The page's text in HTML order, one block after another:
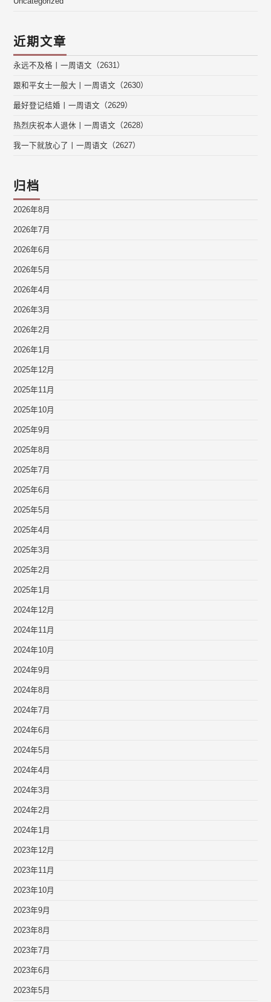
近期文章
永远不及格丨一周语文（2631）
跟和平女士一般大丨一周语文（2630）
最好登记结婚丨一周语文（2629）
热烈庆祝本人退休丨一周语文（2628）
我一下就放心了丨一周语文（2627）
归档
2026年8月
2026年7月
2026年6月
2026年5月
2026年4月
2026年3月
2026年2月
2026年1月
2025年12月
2025年11月
2025年10月
2025年9月
2025年8月
2025年7月
2025年6月
2025年5月
2025年4月
2025年3月
2025年2月
2025年1月
2024年12月
2024年11月
2024年10月
2024年9月
2024年8月
2024年7月
2024年6月
2024年5月
2024年4月
2024年3月
2024年2月
2024年1月
2023年12月
2023年11月
2023年10月
2023年9月
2023年8月
2023年7月
2023年6月
2023年5月